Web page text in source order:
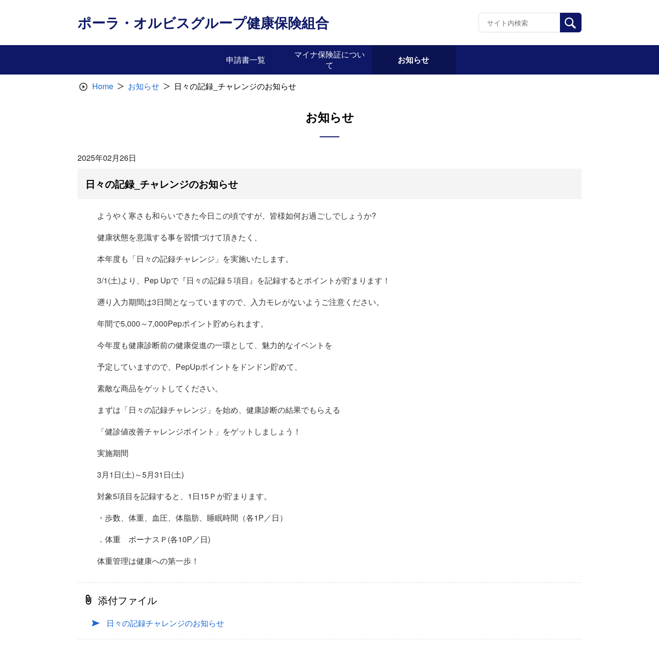
ポーラ・オルビスグループ健康保険組合
申請書一覧
マイナ保険証につい
て
お知らせ
Home お知らせ 日々の記録_チャレンジのお知らせ
お知らせ
2025年02月26日
日々の記録_チャレンジのお知らせ
ようやく寒さも和らいできた今日この頃ですが、皆様如何お過ごしでしょうか?
健康状態を意識する事を習慣づけて頂きたく、
本年度も「日々の記録チャレンジ」を実施いたします。
3/1(土)より、Pep Upで『日々の記録５項目』を記録するとポイントが貯まります！
遡り入力期間は3日間となっていますので、入力モレがないようご注意ください。
年間で5,000～7,000Pepポイント貯められます。
今年度も健康診断前の健康促進の一環として、魅力的なイベントを
予定していますので、PepUpポイントをドンドン貯めて、
素敵な商品をゲットしてください。
まずは「日々の記録チャレンジ」を始め、健康診断の結果でもらえる
「健診値改善チャレンジポイント」をゲットしましょう！
実施期間
3月1日(土)～5月31日(土)
対象5項目を記録すると、1日15Ｐが貯まります。
・歩数、体重、血圧、体脂肪、睡眠時間（各1P／日）
．体重 ボーナスＰ(各10P／日)
体重管理は健康への第一歩！
添付ファイル
日々の記録チャレンジのお知らせ